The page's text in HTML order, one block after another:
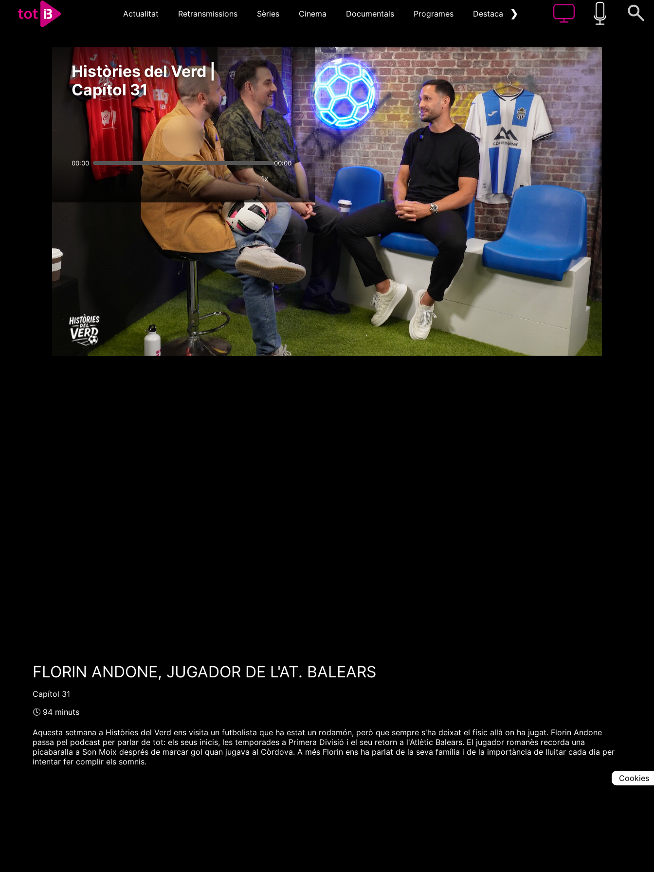
Actualitat Retransmissions Sèries Cinema Documentals Programes Destacat ❯
Històries del Verd |
Capítol 31
00:00 00:00
1x
FLORIN ANDONE, JUGADOR DE L'AT. BALEARS
Capítol 31
🕓 94 minuts
Aquesta setmana a Històries del Verd ens visita un futbolista que ha estat un rodamón, però que sempre s'ha deixat el físic allà on ha jugat. Florin Andone
passa pel podcast per parlar de tot: els seus inicis, les temporades a Primera Divisió i el seu retorn a l'Atlètic Balears. El jugador romanès recorda una
picabaralla a Son Moix després de marcar gol quan jugava al Còrdova. A més Florin ens ha parlat de la seva família i de la importància de lluitar cada dia per
intentar fer complir els somnis.
Cookies